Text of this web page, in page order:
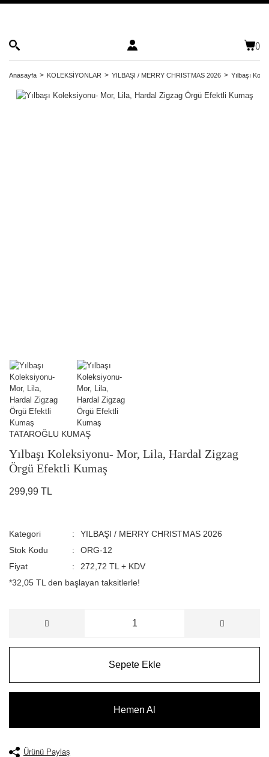
()
Anasayfa KOLEKSİYONLAR YILBAŞI / MERRY CHRISTMAS 2026 Yılbaşı
TATAROĞLU KUMAŞ
Yılbaşı Koleksiyonu- Mor, Lila, Hardal Zigzag
Örgü Efektli Kumaş
299,99 TL
Kategori
YILBAŞI / MERRY CHRISTMAS 2026
Stok Kodu
ORG-12
Fiyat
272,72 TL + KDV
*32,05 TL den başlayan taksitlerle!
Sepete Ekle
Hemen Al
Ürünü Paylaş